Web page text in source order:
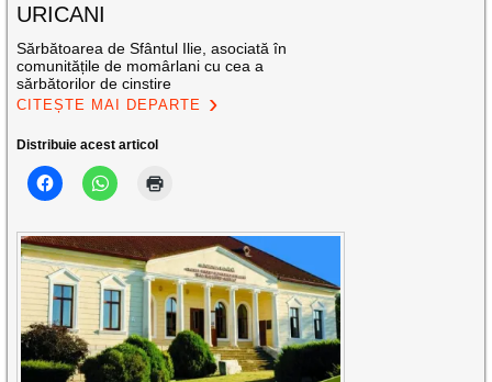
URICANI
Sărbătoarea de Sfântul Ilie, asociată în
comunitățile de momârlani cu cea a
sărbătorilor de cinstire
CITEȘTE MAI DEPARTE
Distribuie acest articol